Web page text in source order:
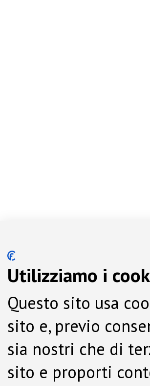
Utilizziamo i
Questo sito usa
sito e, previo
sia nostri che di
sito e proporti